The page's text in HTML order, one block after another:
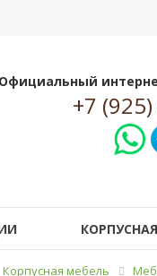
Официальный
+7
Корпусная мебель